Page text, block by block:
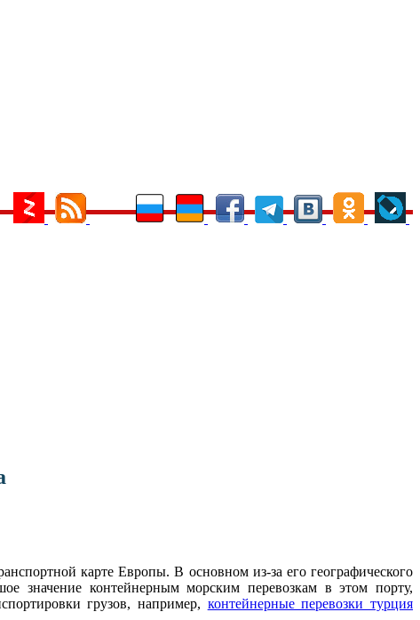
карте Европы. В основном из-за его географического
значение контейнерным морским перевозкам в этом порту,
грузов, например, контейнерные перевозки турция